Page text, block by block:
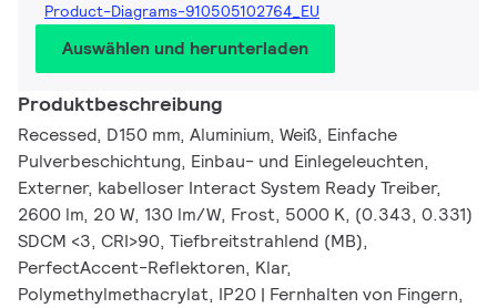
Product-Diagrams-910505102764_EU
Auswählen und herunterladen
Produktbeschreibung
Recessed, D150 mm, Aluminium, Weiß, Einfache
Pulverbeschichtung, Einbau- und Einlegeleuchten,
Externer, kabelloser Interact System Ready Treiber,
2600 lm, 20 W, 130 lm/W, Frost, 5000 K, (0.343, 0.331)
SDCM <3, CRI>90, Tiefbreitstrahlend (MB),
PerfectAccent-Reflektoren, Klar,
Polymethylmethacrylat, IP20 | Fernhalten von Fingern,